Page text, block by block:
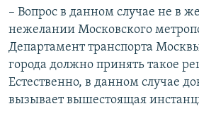
– Вопрос в данном случае не в
нежелании Московского
Департамент транспорта
города должно принять такое
Естественно, в данном случае
вызывает вышестоящая